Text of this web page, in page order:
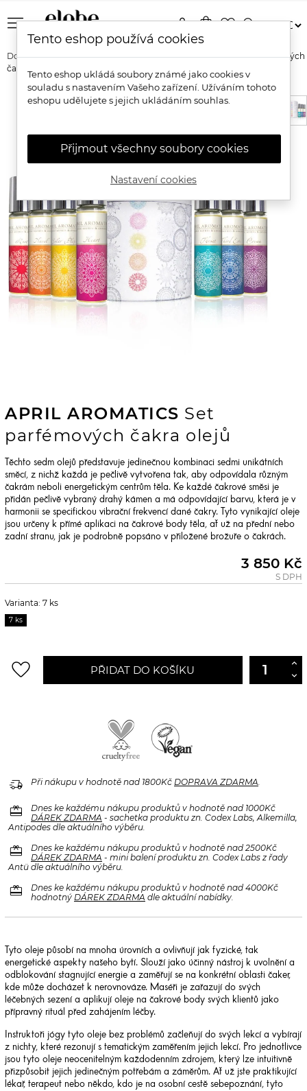
menu shopping_bagfavorite_bordersearch
person
Domů Značky April Aromatics
April Aromatics Set parfémových
čakra olejů
APRIL AROMATICS Set
parfémových čakra olejů
Těchto sedm olejů představuje jedinečnou kombinaci sedmi unikátních
směcí, z nichž každá je pečlivě vytvořena tak, aby odpovídala různým
čakrám neboli energetickým centrům těla. Ke každé čakrové směsi je
přidán pečlivě vybraný drahý kámen a má odpovídající barvu, která je v
harmonii se specifickou vibrační frekvencí dané čakry. Tyto vynikající oleje
jsou určeny k přímé aplikaci na čakrové body těla, ať už na přední nebo
zadní stranu, jak je podrobně popsáno v přiložené brožuře o čakrách.
3 850 Kč
S DPH
Varianta: 7 ks
7 ks
favorite_border PŘIDAT DO KOŠÍKU
delivery_truck_speed Při nákupu v hodnotě nad 1800Kč DOPRAVA ZDARMA
redeem
Dnes ke každému nákupu produktů v hodnotě nad 1000Kč
DÁREK ZDARMA - sachetka produktu zn. Codex Labs, Alkemilla,
Antipodes dle aktuálního výběru.
redeem
Dnes ke každému nákupu produktů v hodnotě nad 2500Kč
DÁREK ZDARMA - mini balení produktu zn. Codex Labs z řady
Antü dle aktuálního výběru.
redeem
Dnes ke každému nákupu produktů v hodnotě nad 4000Kč
hodnotný DÁREK ZDARMA dle aktuální nabídky.
Tyto oleje působí na mnoha úrovních a ovlivňují jak fyzické, tak
energetické aspekty našeho bytí. Slouží jako účinný nástroj k uvolnění a
odblokování stagnující energie a zaměřují se na konkrétní oblasti čaker,
kde může docházet k nerovnováze. Maséři je zařazují do svých
léčebných sezení a aplikují oleje na čakrové body svých klientů jako
přípravný rituál před zahájením léčby.
Instruktoři jógy tyto oleje bez problémů začleňují do svých lekcí a vybírají
z nichty, které rezonují s tematickým zaměřením jejich lekcí. Pro jednotlivce
jsou tyto oleje neocenitelným každodenním zdrojem, který lze intuitivně
přizpůsobit jejich jedinečným potřebám a záměrům. Ať už jste praktikující
lékař, terapeut nebo někdo, kdo je na osobní cestě sebepoznání, tyto
Tento eshop používá cookies
Tento eshop ukládá soubory známé jako cookies v
souladu s nastavením Vašeho zařízení. Užíváním tohoto
eshopu udělujete s jejich ukládáním souhlas.
Přijmout všechny soubory cookies
Nastavení cookies